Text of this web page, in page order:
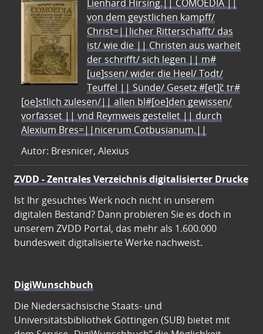
Lienhard Hirsing.|| COMOEDIA ||
von dem geystlichen kampff/
Christ=||licher Ritterschafft/ das
ist/ wie die || Christen aus warheit
der schrifft/ sich legen || m#
[ue]ssen/ wider die Heel/ Todt/
Teuffel || Sünde/ Gesetz #[et]c̃ tr#
[oe]stlich zulesen/|| allen bl#[oe]den gewissen/
vorfasset || vnd Reymweis gestellet || durch
Alexium Bres=||nicerum Cotbusianum.||
Autor: Bresnicer, Alexius
ZVDD - Zentrales Verzeichnis digitalisierter Drucke
Ist Ihr gesuchtes Werk noch nicht in unserem
digitalen Bestand? Dann probieren Sie es doch in
unserem ZVDD Portal, das mehr als 1.600.000
bundesweit digitalisierte Werke nachweist.
DigiWunschbuch
Die Niedersächsische Staats- und
Universitätsbibliothek Göttingen (SUB) bietet mit